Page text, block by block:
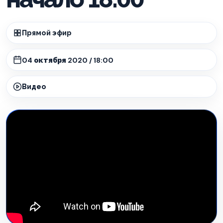
Прямой эфир
04 октября 2020 / 18:00
Видео